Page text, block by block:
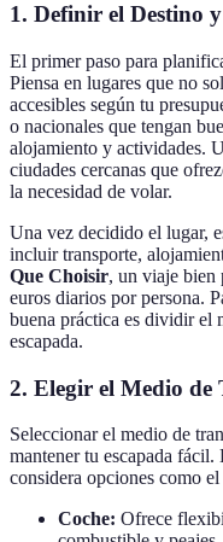
1. Definir el Destino
El primer paso para
Piensa en lugares que no
accesibles según tu
o nacionales que tengan
alojamiento y actividades.
ciudades cercanas que
la necesidad de volar.
Una vez decidido el lugar,
incluir transporte,
Que Choisir, un viaje bien
euros diarios por persona.
buena práctica es dividir el
escapada.
2. Elegir el Medio de
Seleccionar el medio de
mantener tu escapada
considera opciones como
Coche: Ofrece